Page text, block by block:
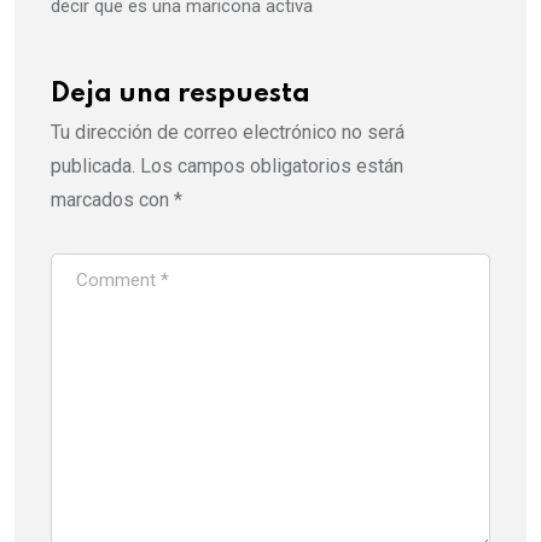
decir que es una maricona activa
Deja una respuesta
Tu dirección de correo electrónico no será
publicada. Los campos obligatorios están
marcados con *